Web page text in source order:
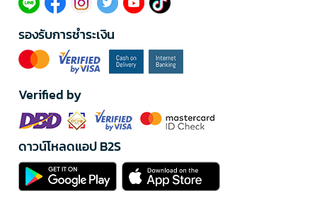
รองรับการชำระเงิน
Verified by
ดาวน์โหลดแอป B2S